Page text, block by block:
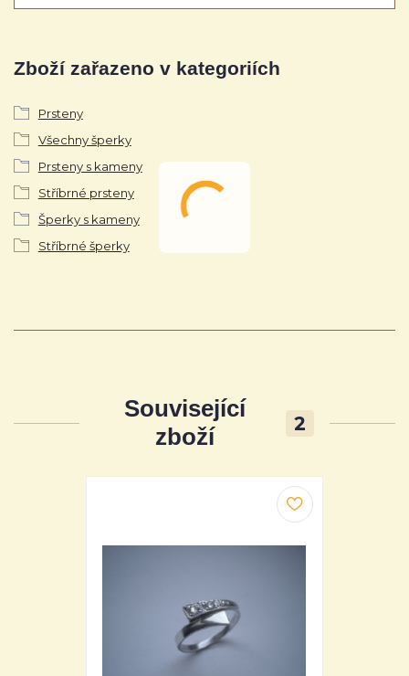
Zboží zařazeno v kategoriích
Prsteny
Všechny šperky
Prsteny s kameny
Stříbrné prsteny
Šperky s kameny
Stříbrné šperky
Související
zboží
2